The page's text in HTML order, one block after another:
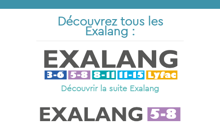
Découvrez tous les
Exalang :
Découvrir la suite Exalang